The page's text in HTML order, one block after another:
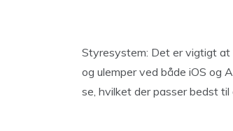
Styresystem: Det er vigtigt
og ulemper ved både iOS og
se, hvilket der passer bedst til